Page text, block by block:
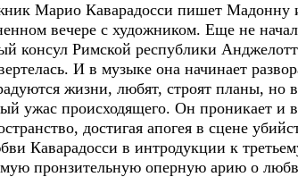
Марио Каварадосси пишет Мадонну
вечере с художником. Еще не
консул Римской республики
И в музыке она начинает
жизни, любят, строят планы, но
ужас происходящего. Он проникает и
достигая апогея в сцене
Каварадосси в интродукции к
пронзительную оперную арию о